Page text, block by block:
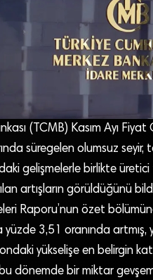
(TCMB) Kasım Ayı
süregelen olumsuz
gelişmelerle birlikte
artışların görüldüğünü
Raporu’nun özet
yüzde 3,51 oranında artmış,
yükselişe en belirgin
dönemde bir miktar